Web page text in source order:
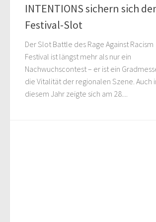
INTENTIONS sichern sich
Festival-Slot
Der Slot Battle des Rage Against Racism
Festival ist längst mehr als nur ein
Nachwuchscontest – er ist ein
die Vitalität der regionalen Szene. Auch
diesem Jahr zeigte sich am 28....